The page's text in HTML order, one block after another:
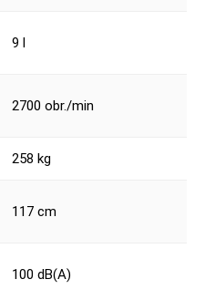
9 l
2700 obr./min
258 kg
117 cm
100 dB(A)